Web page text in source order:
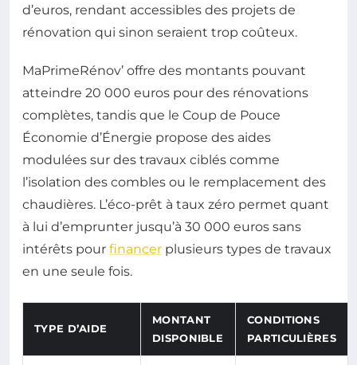
d’euros, rendant accessibles des projets de
rénovation qui sinon seraient trop coûteux.
MaPrimeRénov’ offre des montants pouvant
atteindre 20 000 euros pour des rénovations
complètes, tandis que le Coup de Pouce
Économie d’Énergie propose des aides
modulées sur des travaux ciblés comme
l’isolation des combles ou le remplacement des
chaudières. L’éco-prêt à taux zéro permet quant
à lui d’emprunter jusqu’à 30 000 euros sans
intérêts pour financer plusieurs types de travaux
en une seule fois.
TYPE D’AIDE
MONTANT
DISPONIBLE
CONDITIONS
PARTICULIÈRES